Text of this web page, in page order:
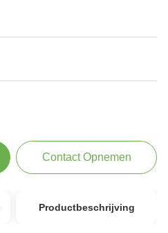
Contact Opnemen
Productbeschrijving